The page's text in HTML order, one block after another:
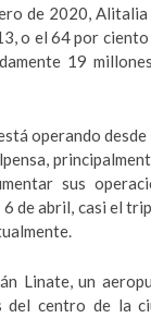
de 2020,
o el 64 por
19
operando desde
sus
de abril, casi el
Linate, un
del centro de la